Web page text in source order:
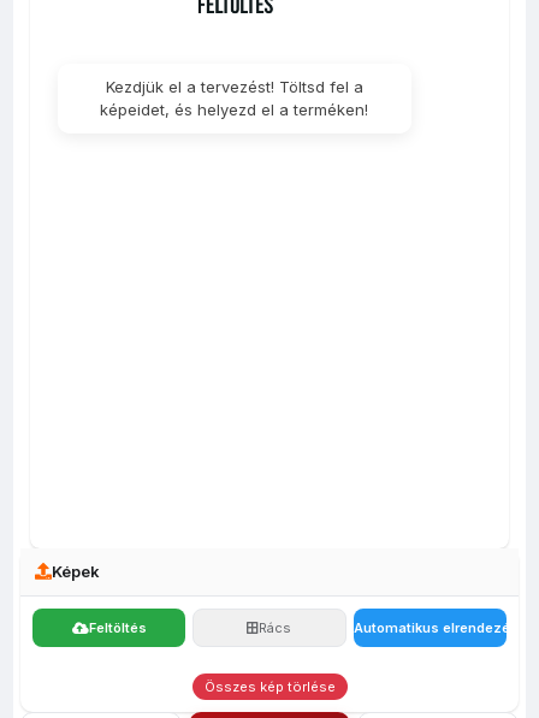
Képek
Feltöltés Rács Automatikus elrendezés
Összes kép törlése
Kezdjük el a tervezést! Töltsd fel a
képeidet, és helyezd el a terméken!